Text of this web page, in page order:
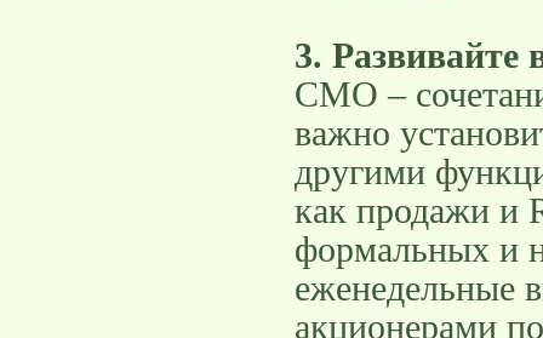
3. Развивайте
CMO –
важно
другими
как продажи и
формальных и
еженедельные
акционерами